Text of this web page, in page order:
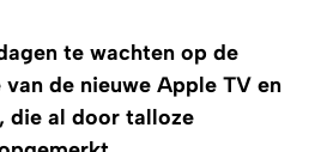
te wachten op de
de nieuwe Apple TV en
die al door talloze